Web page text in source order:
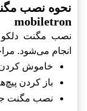
نحوه نصب
mobiletron
انجام می‌شود.
خاموش کردن
باز کردن
نصب مگنت